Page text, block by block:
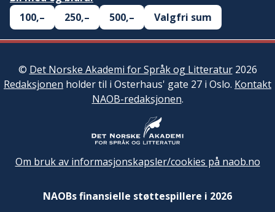
100,–
250,– 500,– Valgfri sum
© Det Norske Akademi for Språk og Litteratur2026
Redaksjonen holder til i Osterhaus' gate 27 i Oslo. Kontakt
NAOB-redaksjonen.
Om bruk av informasjonskapsler/cookies på naob.no
NAOBs finansielle støttespillere i 2026